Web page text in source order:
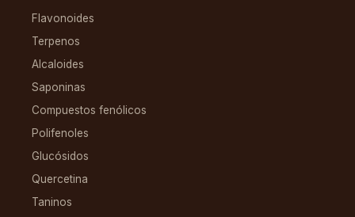
Flavonoides
Terpenos
Alcaloides
Saponinas
Compuestos fenólicos
Polifenoles
Glucósidos
Quercetina
Taninos